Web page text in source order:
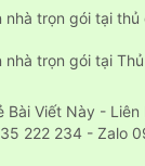
nhà trọn gói tại
Bài Viết Này - Liên
222 234 - Zalo